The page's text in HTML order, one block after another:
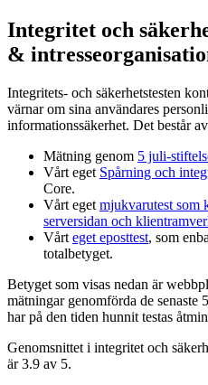
Integritet och
&
Integritets- och säkerhetstesten
värnar om sina användares
informations­säkerhet. Det består
Mätning genom 5 juli-
Vårt eget Spårning och
Core.
Vårt eget mjukvarutest som
serversidan och
Vårt eget eposttest, som
totalbetyget.
Betyget som visas nedan är
mätningar genomförda de senaste
har på den tiden hunnit testas
Genomsnittet i integritet och
är 3.9 av 5.